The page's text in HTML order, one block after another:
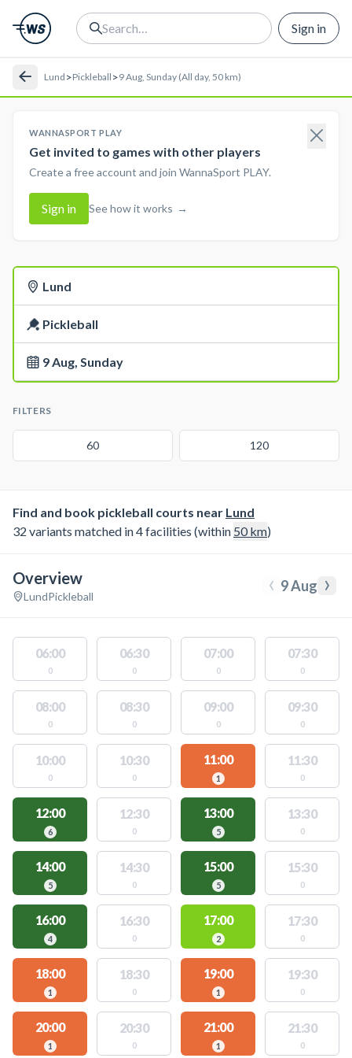
Sign in
Lund >Pickleball >9 Aug, Sunday (All day, 50 km)
WANNASPORT PLAY
Get invited to games with other players
Create a free account and join WannaSport PLAY.
Sign in See how it works →
Lund
Pickleball
9 Aug, Sunday
FILTERS
60 120
Find and book pickleball courts near Lund
32 variants matched in 4 facilities (within 50km)
Overview
LundPickleball ‹ 9 Aug ›
06:00
0
06:30
0
07:00
0
07:30
0
08:00
0
08:30
0
09:00
0
09:30
0
10:00
0
10:30
0
11:00
1
11:30
0
12:00
6
12:30
0
13:00
5
13:30
0
14:00
5
14:30
0
15:00
5
15:30
0
16:00
4
16:30
0
17:00
2
17:30
0
18:00
1
18:30
0
19:00
1
19:30
0
20:00
1
20:30
0
21:00
1
21:30
0